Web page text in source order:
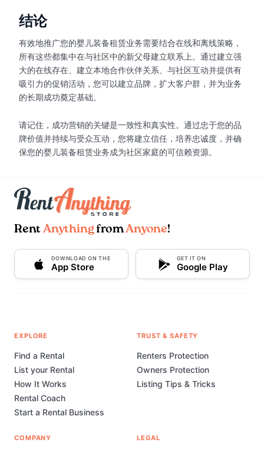
结论
有效地推广您的婴儿装备租赁业务需要结合在线和离线策略，
所有这些都集中在与社区中的新父母建立联系上。通过建立强
大的在线存在、建立本地合作伙伴关系、与社区互动并提供有
吸引力的促销活动，您可以建立品牌，扩大客户群，并为业务
的长期成功奠定基础。
请记住，成功营销的关键是一致性和真实性。通过忠于您的品
牌价值并持续与受众互动，您将建立信任，培养忠诚度，并确
保您的婴儿装备租赁业务成为社区家庭的可信赖资源。
Rent AnythingfromAnyone!
DOWNLOAD ON THE
App Store
GET IT ON
Google Play
EXPLORE
Find a Rental
List your Rental
How It Works
Rental Coach
Start a Rental Business
TRUST & SAFETY
Renters Protection
Owners Protection
Listing Tips & Tricks
COMPANY LEGAL